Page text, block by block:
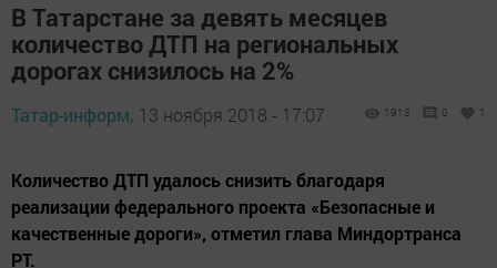
В Татарстане за девять месяцев
количество ДТП на региональных
дорогах снизилось на 2%
Татар-информ, 13 ноября 2018 - 17:07 1913 0 1
Количество ДТП удалось снизить благодаря
реализации федерального проекта «Безопасные и
качественные дороги», отметил глава Миндортранса
РТ.